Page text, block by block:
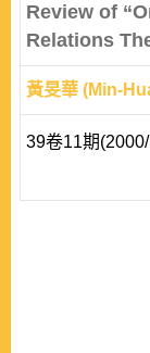
Review of
Relations
黃旻華 (Min-
39卷11期